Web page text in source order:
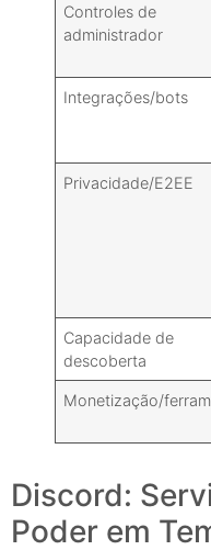
Controles de
administrador
Integrações/bots
Privacidade/E2EE
Capacidade de
descoberta
Monetização/
Discord:
Poder em